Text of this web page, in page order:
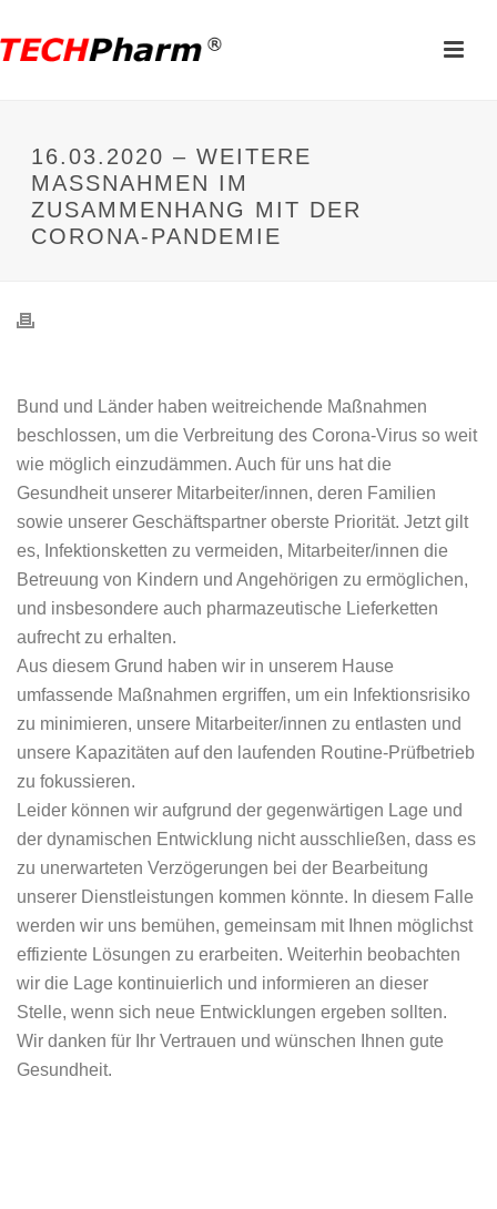
16.03.2020 – WEITERE
MASSNAHMEN IM Z
USAMMENHANG MIT DER C
ORONA-PANDEMIE
Bund und Länder haben weitreichende Maßnahmen
beschlossen, um die Verbreitung des Corona-Virus so weit
wie möglich einzudämmen. Auch für uns hat die
Gesundheit unserer Mitarbeiter/innen, deren Familien
sowie unserer Geschäftspartner oberste Priorität. Jetzt gilt
es, Infektionsketten zu vermeiden, Mitarbeiter/innen die
Betreuung von Kindern und Angehörigen zu ermöglichen,
und insbesondere auch pharmazeutische Lieferketten
aufrecht zu erhalten.
Aus diesem Grund haben wir in unserem Hause
umfassende Maßnahmen ergriffen, um ein Infektionsrisiko
zu minimieren, unsere Mitarbeiter/innen zu entlasten und
unsere Kapazitäten auf den laufenden Routine-Prüfbetrieb
zu fokussieren.
Leider können wir aufgrund der gegenwärtigen Lage und
der dynamischen Entwicklung nicht ausschließen, dass es
zu unerwarteten Verzögerungen bei der Bearbeitung
unserer Dienstleistungen kommen könnte. In diesem Falle
werden wir uns bemühen, gemeinsam mit Ihnen möglichst
effiziente Lösungen zu erarbeiten. Weiterhin beobachten
wir die Lage kontinuierlich und informieren an dieser
Stelle, wenn sich neue Entwicklungen ergeben sollten.
Wir danken für Ihr Vertrauen und wünschen Ihnen gute
Gesundheit.